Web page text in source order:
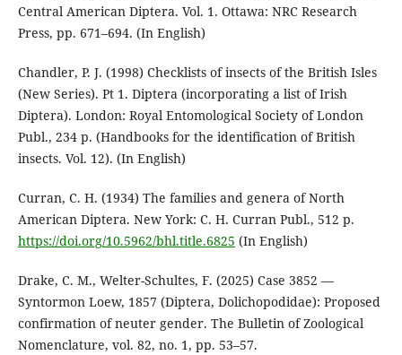
Central American Diptera. Vol. 1. Ottawa: NRC Research
Press, pp. 671–694. (In English)
Chandler, P. J. (1998) Checklists of insects of the British Isles
(New Series). Pt 1. Diptera (incorporating a list of Irish
Diptera). London: Royal Entomological Society of London
Publ., 234 p. (Handbooks for the identification of British
insects. Vol. 12). (In English)
Curran, C. H. (1934) The families and genera of North
American Diptera. New York: C. H. Curran Publ., 512 p.
https://doi.org/10.5962/bhl.title.6825 (In English)
Drake, C. M., Welter-Schultes, F. (2025) Case 3852 —
Syntormon Loew, 1857 (Diptera, Dolichopodidae): Proposed
confirmation of neuter gender. The Bulletin of Zoological
Nomenclature, vol. 82, no. 1, pp. 53–57.